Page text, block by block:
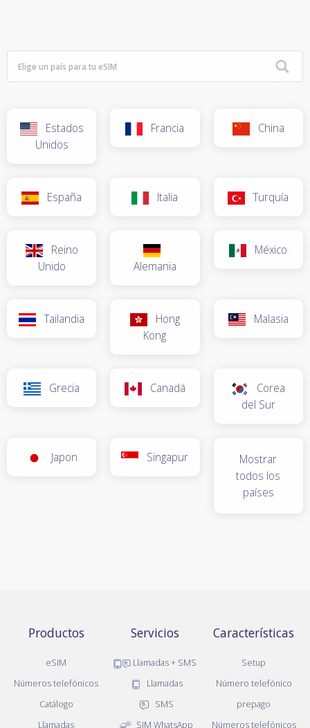
Estados
Unidos
Francia China
España Italia Turquía
Reino
Unido
Alemania
México
Tailandia
Hong
Kong
Malasia
Grecia Canadá
Corea
del Sur
Japon Singapur
Mostrar
todos los
países
Productos
eSIM
Números telefónicos
Catálogo
Llamadas
Servicios
Llamadas + SMS
Llamadas
SMS
SIM WhatsApp
Características
Setup
Número telefónico
prepago
Números telefónicos